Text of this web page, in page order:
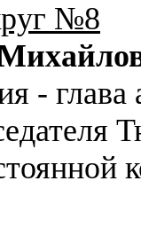
№8
- глава